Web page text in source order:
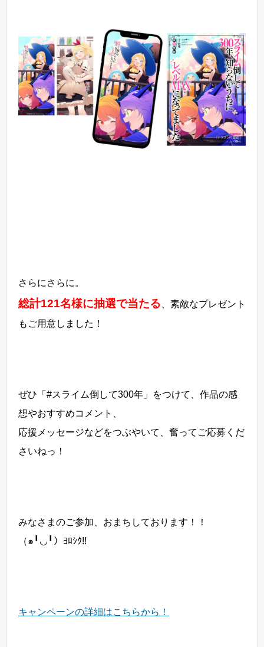
さらにさらに。
総計121名様に抽選で当たる 、素敵なプレゼント
もご用意しました！
ぜひ「#スライム倒して300年」をつけて、作品の感
想やおすすめコメント、
応援メッセージなどをつぶやいて、奮ってご応募くだ
さいねっ！
みなさまのご参加、おまちしております！！
（๑╹◡╹）ﾖﾛｼｸ!!
キャンペーンの詳細はこちらから！